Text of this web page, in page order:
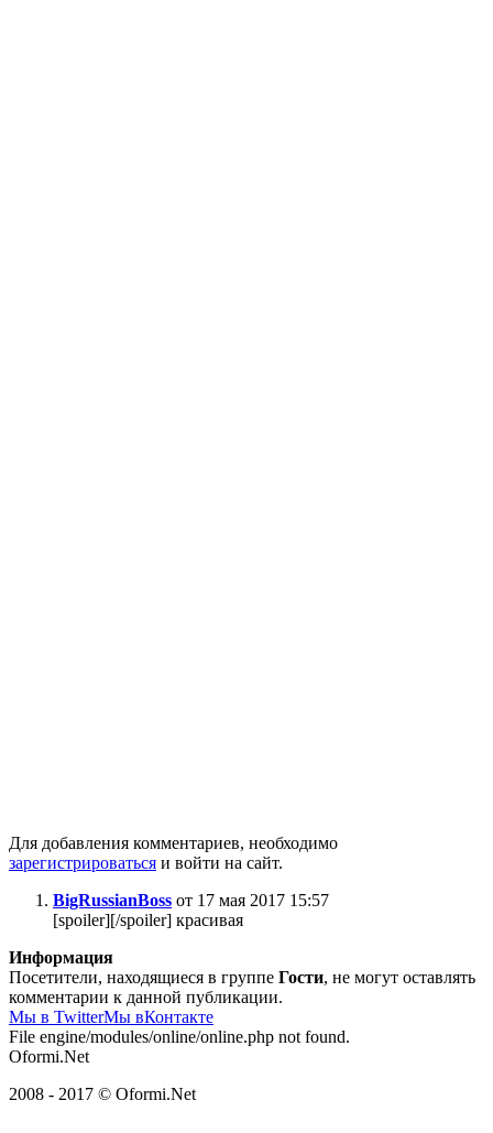
Для добавления комментариев, необходимо
зарегистрироваться и войти на сайт.
BigRussianBoss от 17 мая 2017 15:57
[spoiler][/spoiler] красивая
Информация
Посетители, находящиеся в группе Гости, не могут оставлять
комментарии к данной публикации.
Мы в TwitterМы вКонтакте
File engine/modules/online/online.php not found.
Oformi.Net
2008 - 2017 © Oformi.Net